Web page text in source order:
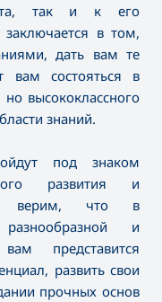
так и к его
в том,
дать вам те
вам состояться в
но высококлассного
знаний.
под знаком
развития и
верим, что в
и
представится
развить свои
прочных основ